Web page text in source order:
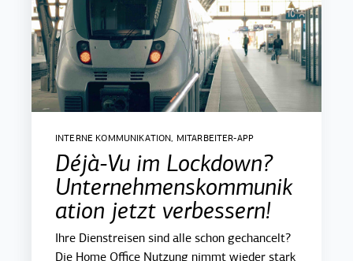
INTERNE KOMMUNIKATION, MITARBEITER-APP
Déjà-Vu im Lockdown?
Unternehmenskommunik
ation jetzt verbessern!
Ihre Dienstreisen sind alle schon gechancelt?
Die Home Office Nutzung nimmt wieder stark